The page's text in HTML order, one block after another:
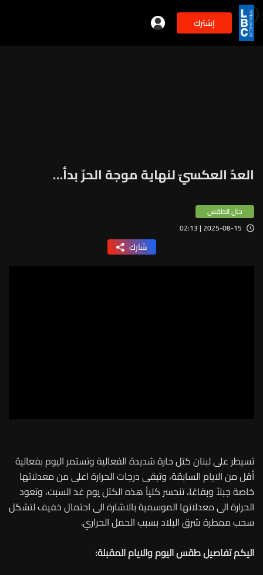
إشترك 2min
العدّ العكسيّ لنهاية موجة الحرّ بدأ…
حال الطقس
2025-08-15 | 02:13
شارك
تسيطر على لبنان كتل حارة شديدة الفعالية وتستمر اليوم بفعالية
أقل من الايام السابقة، وتبقى درجات الحرارة اعلى من معدلاتها
خاصة جبلاً وبقاعًا، تنحسر كلياً هذه الكتل يوم غد السبت، وتعود
الحرارة الى معدلاتها الموسمية بالاشارة الى احتمال خفيف لتشكل
سحب ممطرة شرق البلاد بسبب الحمل الحراري.
اليكم تفاصيل طقس اليوم والايام المقبلة: